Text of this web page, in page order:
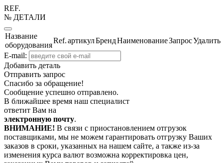
REF.
№ ДЕТАЛИ
Название
оборудования
Ref.артикулБрендНаименованиеЗапросУдалить
E-mail:
Добавить деталь
Отправить запрос
Спасибо за обращение!
Сообщение успешно отправлено.
В ближайшее время наш специалист
ответит Вам на
электронную почту.
ВНИМАНИЕ! В связи с приостановлением отгрузок
поставщиками, мы не можем гарантировать отгрузку Ваших
заказов в сроки, указанных на нашем сайте, а также из-за
изменения курса валют возможна корректировка цен,